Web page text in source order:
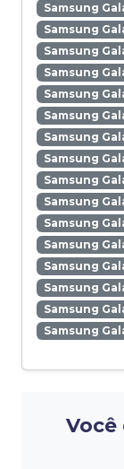
Samsung
Samsung
Samsung
Samsung
Samsung
Samsung
Samsung
Samsung
Samsung
Samsung
Samsung
Samsung
Samsung
Samsung
Samsung
Samsung
Você